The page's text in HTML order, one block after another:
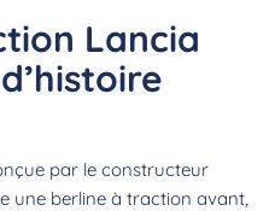
Lancia
par le constructeur
une berline à traction avant,